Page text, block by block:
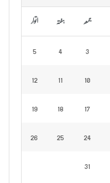
جمعہ ہفتہ اتوار
3
4
5
10
11
12
17
18
19
24
25
26
31